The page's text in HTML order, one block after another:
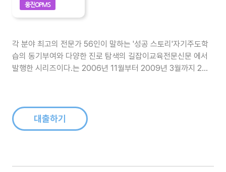
웅진OPMS
각 분야 최고의 전문가 56인이 말하는 '성공 스토리'자기주도학
습의 동기부여와 다양한 진로 탐색의 길잡이교육전문신문 에서
발행한 시리즈이다.는 2006년 11월부터 2009년 3월까지 2년
작가), 홍..대출하기